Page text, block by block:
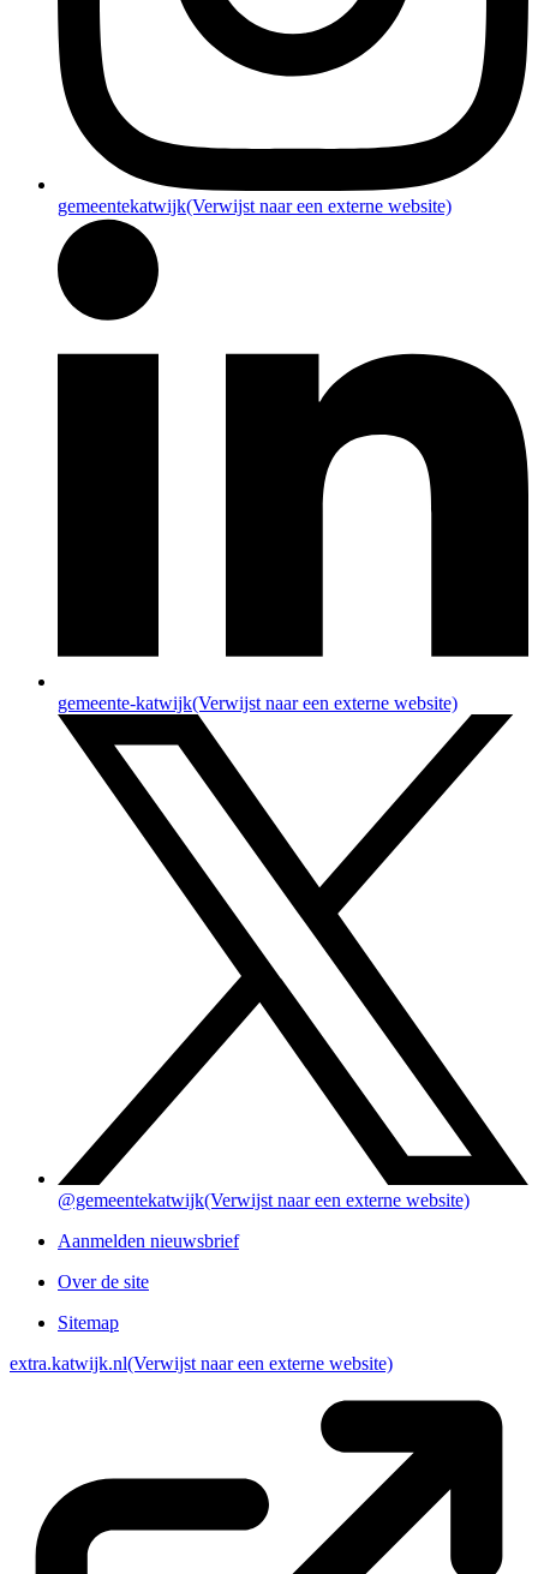
gemeentekatwijk(Verwijst naar een externe website)
gemeente-katwijk(Verwijst naar een externe website)
@gemeentekatwijk(Verwijst naar een externe website)
Aanmelden nieuwsbrief
Over de site
Sitemap
extra.katwijk.nl(Verwijst naar een externe website)